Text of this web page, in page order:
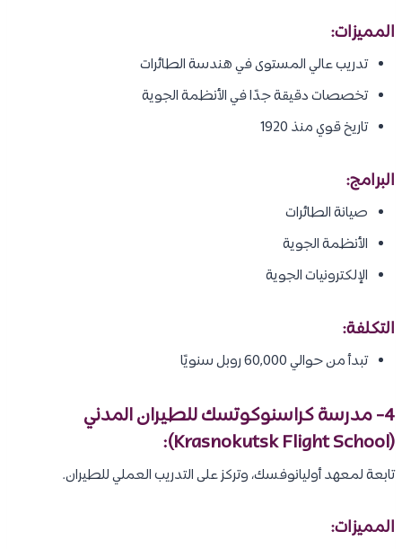
المميزات:
تدريب عالي المستوى في هندسة الطائرات
تخصصات دقيقة جدًا في الأنظمة الجوية
تاريخ قوي منذ 1920
البرامج:
صيانة الطائرات
الأنظمة الجوية
الإلكترونيات الجوية
التكلفة:
تبدأ من حوالي 60,000 روبل سنويًا
4- مدرسة كراسنوكوتسك للطيران المدني
(Krasnokutsk Flight School):
تابعة لمعهد أوليانوفسك، وتركز على التدريب العملي للطيران.
المميزات: